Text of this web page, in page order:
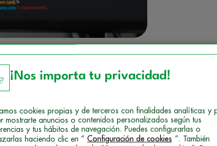
¡Nos importa tu privacidad!
cookies propias y de terceros con finalidades analíticas y
mostrarte anuncios o contenidos personalizados según tus
y tus hábitos de navegación. Puedes configurarlas o
haciendo clic en “ Configuración de cookies ”. También